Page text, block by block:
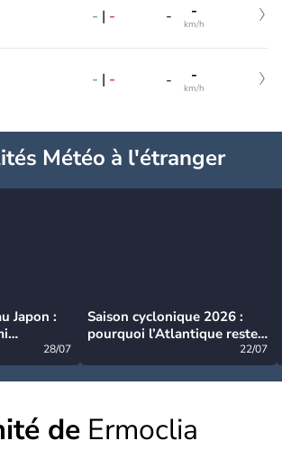
- | - - -
km/h
- | - - -
km/h
Météo à l'étranger
Japon :
28/07
Saison cyclonique 2026 :
pourquoi l’Atlantique reste
22/07
de Ermoclia